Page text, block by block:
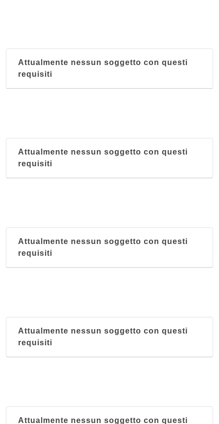
Attualmente nessun soggetto con questi
requisiti
Attualmente nessun soggetto con questi
requisiti
Attualmente nessun soggetto con questi
requisiti
Attualmente nessun soggetto con questi
requisiti
Attualmente nessun soggetto con questi